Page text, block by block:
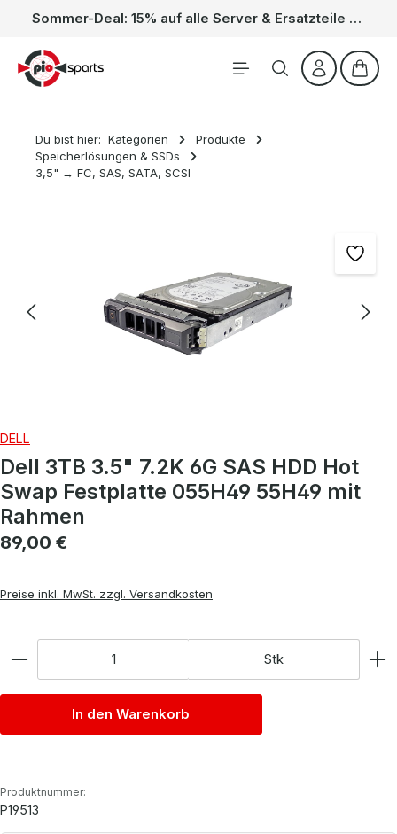
Zum Hauptinhalt springen Sommer-Deal: 15% auf alle Server & Ersatzteile – Kein Code nötig, der Rabatt wird automatisch im Warenkorb abgezogen. Gültig vom 01.06. bis 31.08.
Du bist hier: Kategorien
Produkte
Speicherlösungen & SSDs
3,5" → FC, SAS, SATA, SCSI
DELL
Dell 3TB 3.5" 7.2K 6G SAS HDD Hot
Swap Festplatte 055H49 55H49 mit
Rahmen
Regulärer Preis:
89,00 €
Preise inkl. MwSt. zzgl. Versandkosten
Stk
In den Warenkorb
Produktnummer:
P19513